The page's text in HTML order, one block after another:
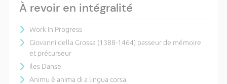
À revoir en intégralité
Work In Progress
Giovanni della Grossa (1388-1464) passeur de mémoire
et précurseur
Iles Danse
Animu è anima di a lingua corsa